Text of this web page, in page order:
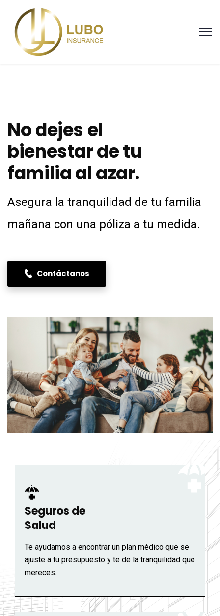
No dejes el
bienestar de tu
familia al azar.
Asegura la tranquilidad de tu familia
mañana con una póliza a tu medida.
Contáctanos
Seguros de
Salud
Te ayudamos a encontrar un plan médico que se
ajuste a tu presupuesto y te dé la tranquilidad que
mereces.